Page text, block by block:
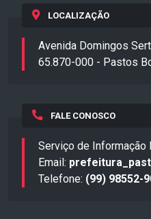
LOCALIZAÇÃO
Avenida Domingos
65.870-000 - Pastos
FALE CONOSCO
Serviço de Informação
Email:
Telefone: (99) 98552-